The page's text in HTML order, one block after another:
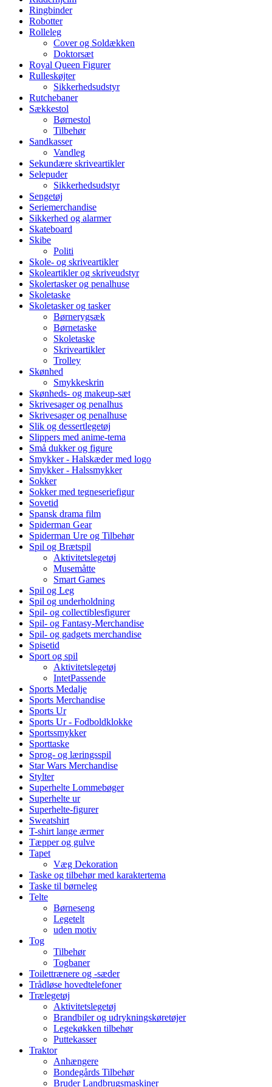
Ringbinder
Robotter
Rolleleg
Cover og Soldækken
Doktorsæt
Royal Queen Figurer
Rulleskøjter
Sikkerhedsudstyr
Rutchebaner
Sækkestol
Børnestol
Tilbehør
Sandkasser
Vandleg
Sekundære skriveartikler
Selepuder
Sikkerhedsudstyr
Sengetøj
Seriemerchandise
Sikkerhed og alarmer
Skateboard
Skibe
Politi
Skole- og skriveartikler
Skoleartikler og skriveudstyr
Skolertasker og penalhuse
Skoletaske
Skoletasker og tasker
Børnerygsæk
Børnetaske
Skoletaske
Skriveartikler
Trolley
Skønhed
Smykkeskrin
Skønheds- og makeup-sæt
Skrivesager og penalhus
Skrivesager og penalhuse
Slik og dessertlegetøj
Slippers med anime-tema
Små dukker og figure
Smykker - Halskæder med logo
Smykker - Halssmykker
Sokker
Sokker med tegneseriefigur
Sovetid
Spansk drama film
Spiderman Gear
Spiderman Ure og Tilbehør
Spil og Brætspil
Aktivitetslegetøj
Musemåtte
Smart Games
Spil og Leg
Spil og underholdning
Spil- og collectiblesfigurer
Spil- og Fantasy-Merchandise
Spil- og gadgets merchandise
Spisetid
Sport og spil
Aktivitetslegetøj
IntetPassende
Sports Medalje
Sports Merchandise
Sports Ur
Sports Ur - Fodboldklokke
Sportssmykker
Sporttaske
Sprog- og læringsspil
Star Wars Merchandise
Stylter
Superhelte Lommebøger
Superhelte ur
Superhelte-figurer
Sweatshirt
T-shirt lange ærmer
Tæpper og gulve
Tapet
Væg Dekoration
Taske og tilbehør med karaktertema
Taske til børneleg
Telte
Børneseng
Legetelt
uden motiv
Tog
Tilbehør
Togbaner
Toilettrænere og -sæder
Trådløse hovedtelefoner
Trælegetøj
Aktivitetslegetøj
Brandbiler og udrykningskøretøjer
Legekøkken tilbehør
Puttekasser
Traktor
Anhængere
Bondegårds Tilbehør
Bruder Landbrugsmaskiner